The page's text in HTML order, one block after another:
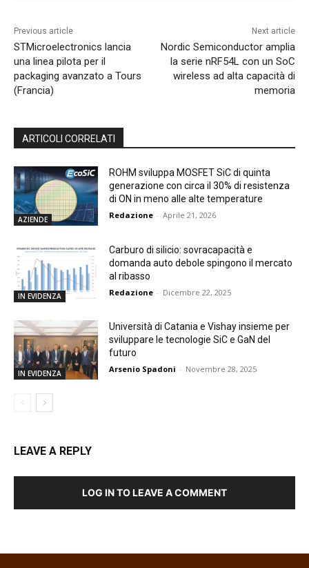
Previous article
STMicroelectronics lancia
una linea pilota per il
packaging avanzato a Tours
(Francia)
Next article
Nordic Semiconductor amplia
la serie nRF54L con un SoC
wireless ad alta capacità di
memoria
ARTICOLI CORRELATI
AZIENDE
ROHM sviluppa MOSFET SiC di quinta
generazione con circa il 30% di resistenza
di ON in meno alle alte temperature
Redazione - Aprile 21, 2026
IN EVIDENZA
Carburo di silicio: sovracapacità e
domanda auto debole spingono il mercato
al ribasso
Redazione - Dicembre 22, 2025
IN EVIDENZA
Università di Catania e Vishay insieme per
sviluppare le tecnologie SiC e GaN del
futuro
Arsenio Spadoni - Novembre 28, 2025
LEAVE A REPLY
LOG IN TO LEAVE A COMMENT